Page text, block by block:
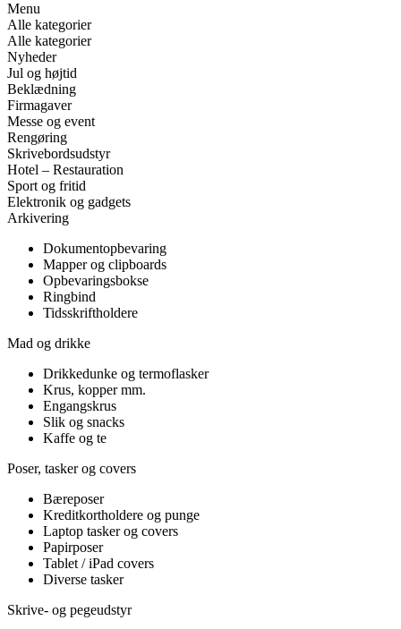
Menu
Alle kategorier
Alle kategorier
Nyheder
Jul og højtid
Beklædning
Firmagaver
Messe og event
Rengøring
Skrivebordsudstyr
Hotel – Restauration
Sport og fritid
Elektronik og gadgets
Arkivering
Dokumentopbevaring
Mapper og clipboards
Opbevaringsbokse
Ringbind
Tidsskriftholdere
Mad og drikke
Drikkedunke og termoflasker
Krus, kopper mm.
Engangskrus
Slik og snacks
Kaffe og te
Poser, tasker og covers
Bæreposer
Kreditkortholdere og punge
Laptop tasker og covers
Papirposer
Tablet / iPad covers
Diverse tasker
Skrive- og pegeudstyr